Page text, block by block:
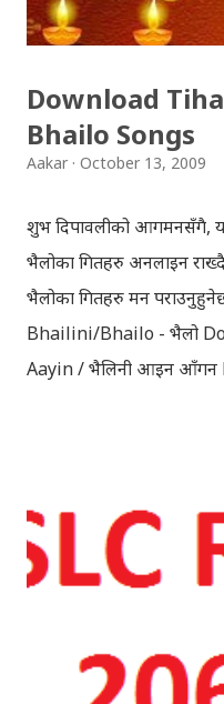
Download
Bhailo Songs
Aakar October 13, 2009
शुभ दिपावलीको आगमनसँगै,
भैलोका गितहरु अनलाइन
भैलोका गितहरु मन
Bhailini/Bhailo - भैलो
Aayin / भैलिनी आइन आँगन
Download: Tihar Dhun
भैलो)- सुरसुधा नोट: यी अपलोड
प्रायोजनको लागि प्रयोग
हौँ । तपाई यदि यी गित
हटाउनुपर्ने भए जानकारी